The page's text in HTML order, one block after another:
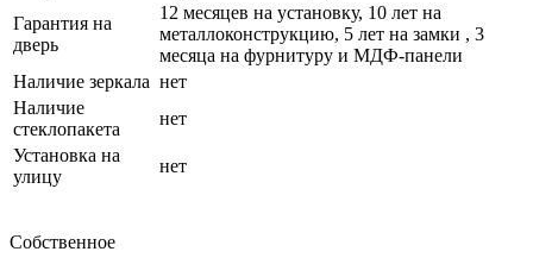
Гарантия на
дверь
12 месяцев на установку, 10 лет на
металлоконструкцию, 5 лет на замки , 3
месяца на фурнитуру и МДФ-панели
Наличие зеркала нет
Наличие
стеклопакета
нет
Установка на
улицу
нет
Собственное